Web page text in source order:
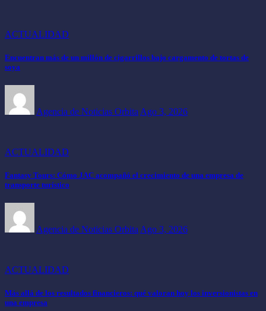
ACTUALIDAD
Encuentran más de un millón de cigarrillos bajo cargamento de tortas de
soya
Agencia de Noticias Orbita Ago 3, 2026
ACTUALIDAD
Fantasy Tours: Cómo JAC acompañó el crecimiento de una empresa de
transporte turístico
Agencia de Noticias Orbita Ago 3, 2026
ACTUALIDAD
Más allá de los resultados financieros: qué valoran hoy los inversionistas en
una empresa